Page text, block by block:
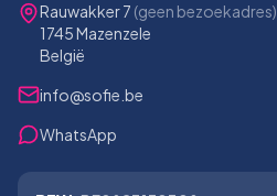
Rauwakker 7 (geen bezoekadres)
1745 Mazenzele
België
info@sofie.be
WhatsApp